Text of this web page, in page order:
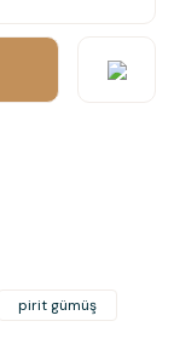
pirit gümüş